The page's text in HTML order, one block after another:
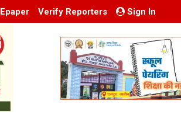
Epaper Verify Reporters Sign In